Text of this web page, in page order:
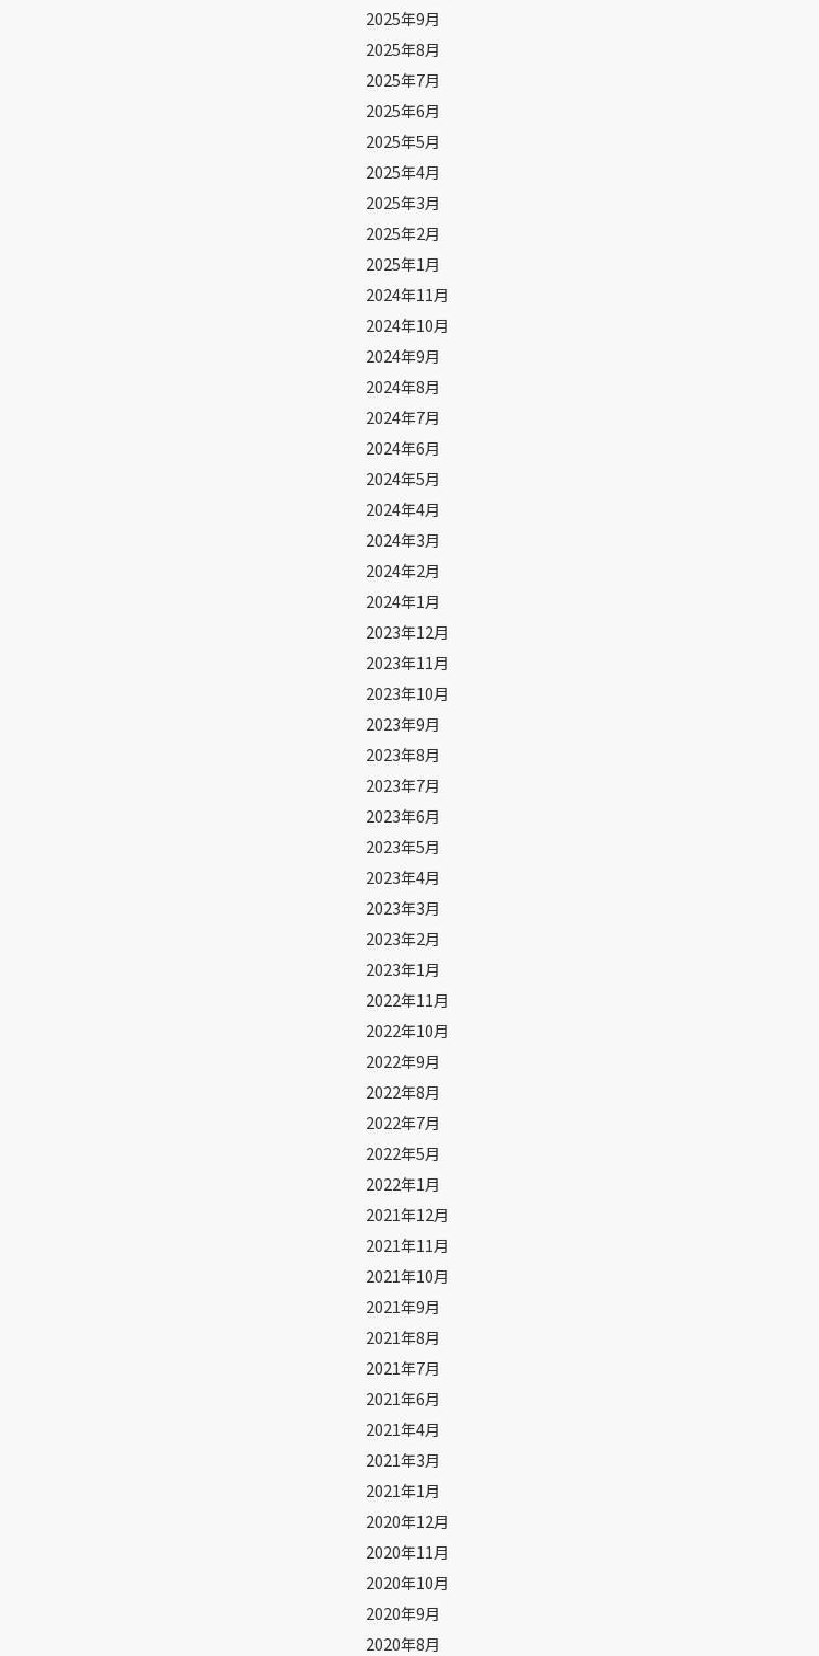
2025年9月
2025年8月
2025年7月
2025年6月
2025年5月
2025年4月
2025年3月
2025年2月
2025年1月
2024年11月
2024年10月
2024年9月
2024年8月
2024年7月
2024年6月
2024年5月
2024年4月
2024年3月
2024年2月
2024年1月
2023年12月
2023年11月
2023年10月
2023年9月
2023年8月
2023年7月
2023年6月
2023年5月
2023年4月
2023年3月
2023年2月
2023年1月
2022年11月
2022年10月
2022年9月
2022年8月
2022年7月
2022年5月
2022年1月
2021年12月
2021年11月
2021年10月
2021年9月
2021年8月
2021年7月
2021年6月
2021年4月
2021年3月
2021年1月
2020年12月
2020年11月
2020年10月
2020年9月
2020年8月